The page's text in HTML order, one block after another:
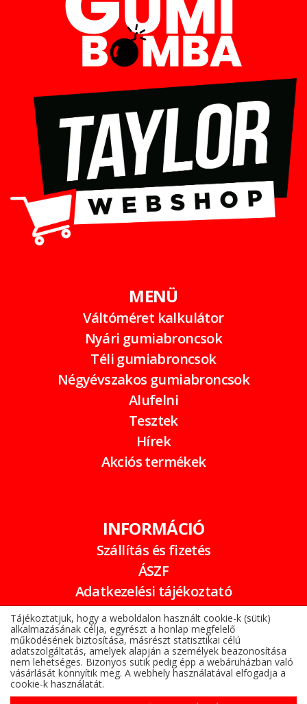
MENÜ
Váltóméret kalkulátor
Nyári gumiabroncsok
Téli gumiabroncsok
Négyévszakos gumiabroncsok
Alufelni
Tesztek
Hírek
Akciós termékek
INFORMÁCIÓ
Szállítás és fizetés
ÁSZF
Adatkezelési tájékoztató
Garancia
Online elállási nyilatkozat
Tájékoztatjuk, hogy a weboldalon használt cookie-k (sütik)
alkalmazásának célja, egyrészt a honlap megfelelő
működésének biztosítása, másrészt statisztikai célú
adatszolgáltatás, amelyek alapján a személyek beazonosítása
nem lehetséges. Bizonyos sütik pedig épp a webáruházban való
vásárlását könnyítik meg. A webhely használatával elfogadja a
cookie-k használatát.